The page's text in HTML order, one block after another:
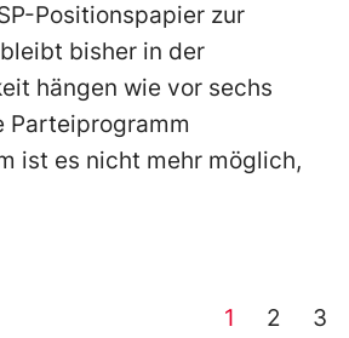
Positionspapier zur
bisher in der
hängen wie vor sechs
Parteiprogramm
ist es nicht mehr möglich,
1 2 3